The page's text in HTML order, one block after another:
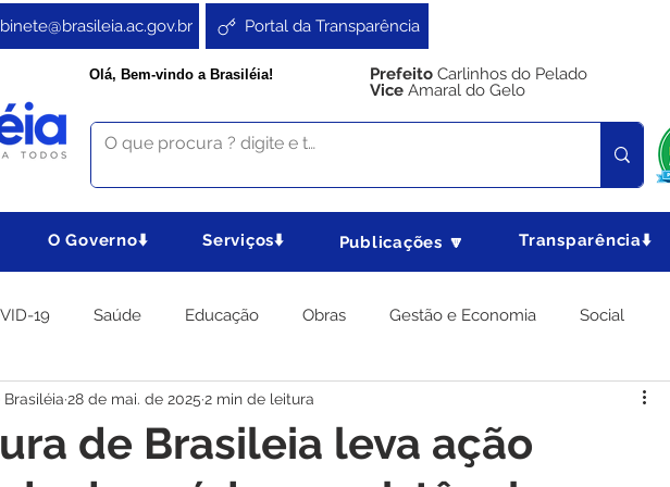
Portal da Transparência
Olá, Bem-vindo a Brasiléia! Prefeito Carlinhos do Pelado
Vice Amaral do Gelo
O Governo⬇️ Serviços⬇️ Publicações 🔽 Transparência⬇️
19 Saúde Educação Obras Gestão e Economia Social
No Gabinete Agricultura e Produção Meio Ambiente
de Brasileia leva ação
28 de mai. de 2025 2 min de leitura